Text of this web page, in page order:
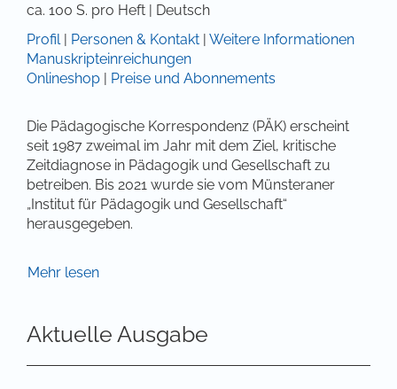
ca. 100 S. pro Heft | Deutsch
Profil | Personen & Kontakt | Weitere Informationen
Manuskripteinreichungen
Onlineshop | Preise und Abonnements
Die Pädagogische Korrespondenz (PÄK) erscheint
seit 1987 zweimal im Jahr mit dem Ziel, kritische
Zeitdiagnose in Pädagogik und Gesellschaft zu
betreiben. Bis 2021 wurde sie vom Münsteraner
„Institut für Pädagogik und Gesellschaft“
herausgegeben.
Die kritische Zeitdiagnose geschieht: a) durch
von natürlichen Protokollen widmen, b) durch
Essays, mit denen das kritische Denken seine
diagnostische Kraft gegenüber dem „Stand der
Mehr lesen
Aktuelle Ausgabe